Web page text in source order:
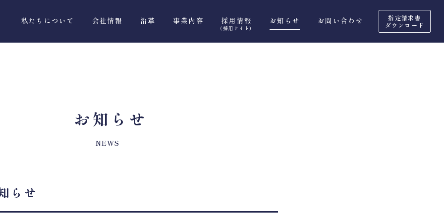
私たちについて 会社情報 沿革 事業内容 採用情報
（採用サイト）
お知らせ お問い合わせ
指定請求書
ダウンロード
お知らせ
NEWS
らせ